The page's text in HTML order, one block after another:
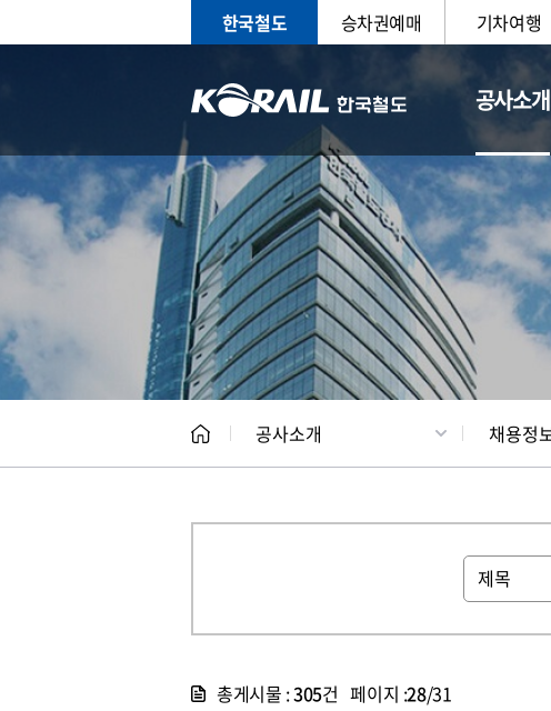
한국철도 승차권예매 기차여행
공사소개
CEO 일반현황
공사소개 채용정
총게시물 :305건 페이지 :28/31